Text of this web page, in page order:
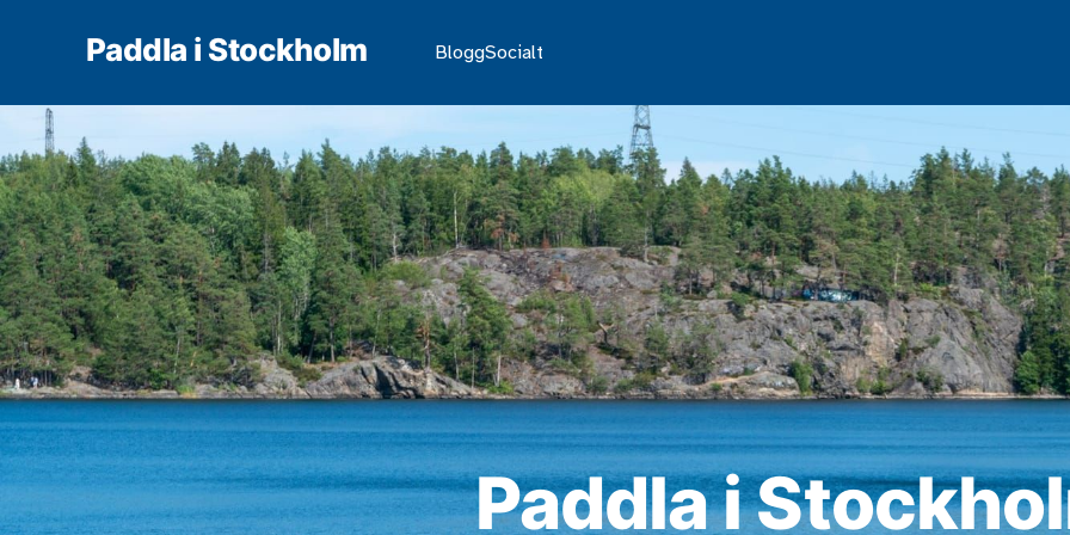
Paddla i Stockholm BloggSocialt
Paddla i